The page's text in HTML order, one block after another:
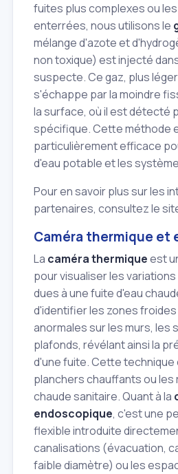
fuites plus complexes ou
enterrées, nous utilisons le
mélange d'azote et
non toxique) est injecté
suspecte. Ce gaz, plus léger
s'échappe par la moindre
la surface, où il est détecté
spécifique. Cette méthode
particulièrement efficace
d'eau potable et les
Pour en savoir plus sur les
partenaires, consultez le
Caméra thermique et
La caméra thermiqueest
pour visualiser les
dues à une fuite d'eau
d'identifier les zones
anormales sur les murs, les
plafonds, révélant ainsi la
d'une fuite. Cette technique
planchers chauffants ou les
chaude sanitaire. Quant à la
endoscopique, c'est une
flexible introduite
canalisations (évacuation,
faible diamètre) ou les